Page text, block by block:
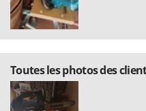
Toutes les photos des